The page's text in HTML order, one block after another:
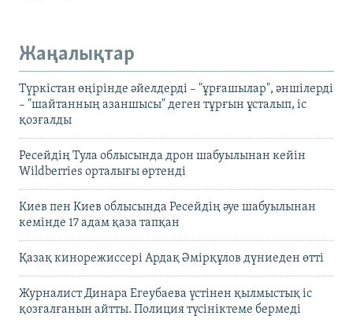
Жаңалықтар
Түркістан өңірінде әйелдерді – "ұрғашылар", әншілерді
– "шайтанның азаншысы" деген тұрғын ұсталып, іс
қозғалды
Ресейдің Тула облысында дрон шабуылынан кейін
Wildberries орталығы өртенді
Киев пен Киев облысында Ресейдің әуе шабуылынан
кемінде 17 адам қаза тапқан
Қазақ кинорежиссері Ардақ Әмірқұлов дүниеден өтті
Журналист Динара Егеубаева үстінен қылмыстық іс
қозғалғанын айтты. Полиция түсініктеме бермеді